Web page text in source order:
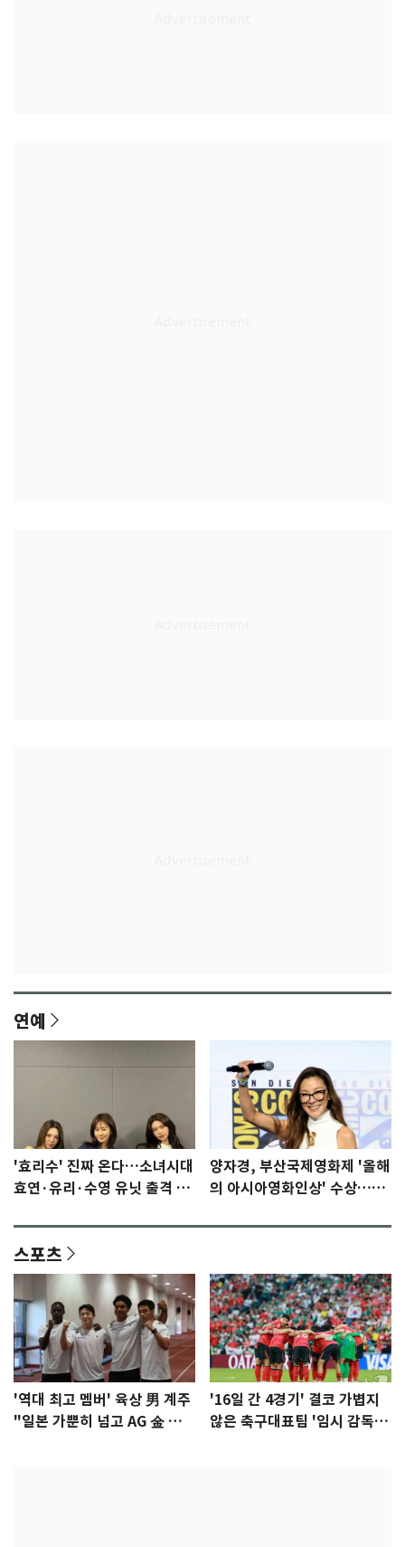
연예
'효리수' 진짜 온다…소녀시대
효연·유리·수영 유닛 출격 [N
양자경, 부산국제영화제 '올해
의 아시아영화인상' 수상…15
스포츠
'역대 최고 멤버' 육상 男 계주
"일본 가뿐히 넘고 AG 金 따겠
'16일 간 4경기' 결코 가볍지
않은 축구대표팀 '임시 감독'